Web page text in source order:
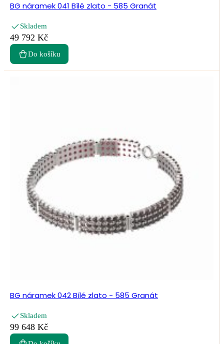
BG náramek 041 Bílé zlato - 585 Granát
Skladem
49 792 Kč
Do košíku
BG náramek 042 Bílé zlato - 585 Granát
Skladem
99 648 Kč